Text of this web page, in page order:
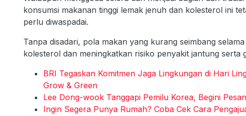
konsumsi makanan tinggi lemak jenuh dan kolesterol ini
perlu diwaspadai.
Tanpa disadari, pola makan yang kurang seimbang
kolesterol dan meningkatkan risiko penyakit jantung serta
BRI Tegaskan Komitmen Jaga Lingkungan di Hari
Grow & Green
Lee Dong-wook Tanggapi Pemilu Korea, Begini
Ingin Segera Punya Rumah? Coba Cek Cara